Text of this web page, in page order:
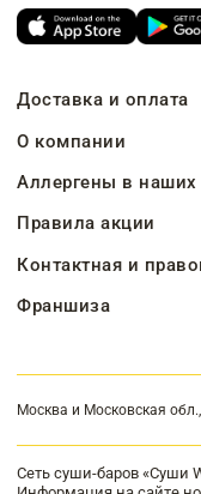
Доставка и оплата
О компании
Аллергены в
Правила акции
Контактная и
Франшиза
Москва и Московская
Сеть суши-баров «Суши